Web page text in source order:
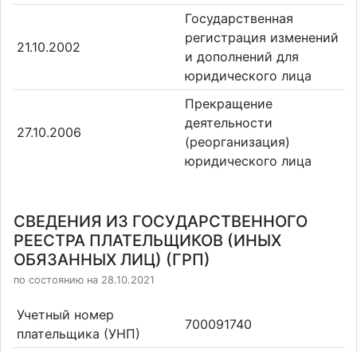
21.10.2002
Государственная
регистрация изменений
и дополнений для
юридического лица
27.10.2006
Прекращение
деятельности
(реорганизация)
юридического лица
СВЕДЕНИЯ ИЗ ГОСУДАРСТВЕННОГО
РЕЕСТРА ПЛАТЕЛЬЩИКОВ (ИНЫХ
ОБЯЗАННЫХ ЛИЦ) (ГРП)
по состоянию на 28.10.2021
Учетный номер
плательщика (УНП)
700091740